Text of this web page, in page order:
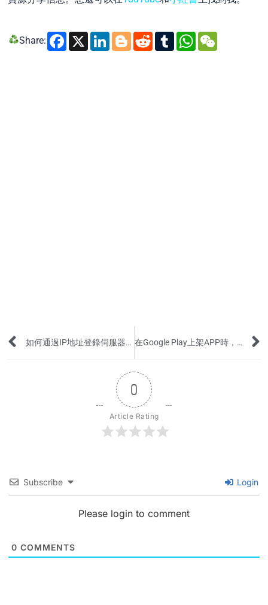
Share: Facebook
X LinkedIn
Blogger
Reddit
Tumblr
Prev 如何通過IP地址登錄伺服器並安裝寶塔面板？ 在Google Play上架APP時，如何提供刪除用戶帳號和相關數據的鏈接？
0
Article Rating
Subscribe Login
Please login to comment
0 COMMENTS